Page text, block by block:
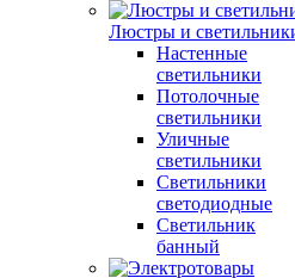
Люстры и
Настенные
светильники
Потолочные
светильники
Уличные
светильники
Светильники
светодиодные
Светильник
банный